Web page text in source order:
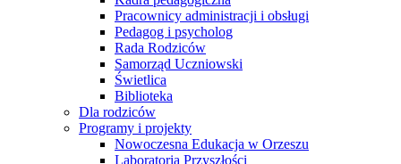
Pracownicy administracji i obsługi
Pedagog i psycholog
Rada Rodziców
Samorząd Uczniowski
Świetlica
Biblioteka
Dla rodziców
Programy i projekty
Nowoczesna Edukacja w Orzeszu
Laboratoria Przyszłości